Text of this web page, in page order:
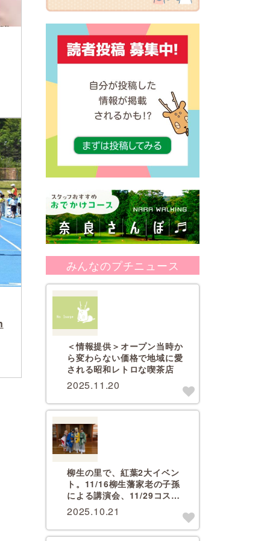
みんなのプチニュース
＜情報提供＞オープン当時か
ら変わらない価格で地域に愛
される昭和レトロな喫茶店
2025.11.20
柳生の里で、紅葉2大イベン
ト。11/16柳生藩家老の子孫
による講演会、11/29コスプ
レ撮影会【要予約】
2025.10.21